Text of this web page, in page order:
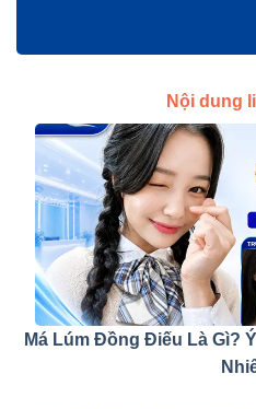
Nội dung
Má Lúm Đồng Điếu Là Gì?